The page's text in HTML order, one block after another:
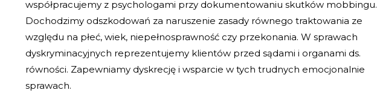
współpracujemy z psychologami przy dokumentowaniu skutków mobbingu.
Dochodzimy odszkodowań za naruszenie zasady równego traktowania ze
względu na płeć, wiek, niepełnosprawność czy przekonania. W sprawach
dyskryminacyjnych reprezentujemy klientów przed sądami i organami ds.
równości. Zapewniamy dyskrecję i wsparcie w tych trudnych emocjonalnie
sprawach.